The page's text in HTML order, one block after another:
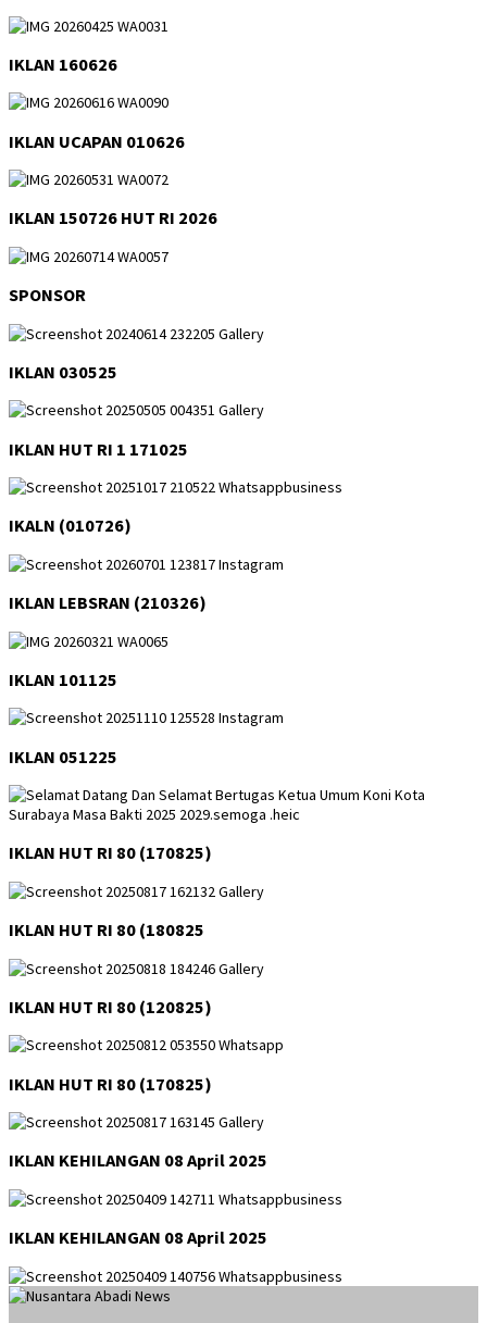
IKLAN 160626
IKLAN UCAPAN 010626
IKLAN 150726 HUT RI 2026
SPONSOR
IKLAN 030525
IKLAN HUT RI 1 171025
IKALN (010726)
IKLAN LEBSRAN (210326)
IKLAN 101125
IKLAN 051225
IKLAN HUT RI 80 (170825)
IKLAN HUT RI 80 (180825
IKLAN HUT RI 80 (120825)
IKLAN HUT RI 80 (170825)
IKLAN KEHILANGAN 08 April 2025
IKLAN KEHILANGAN 08 April 2025